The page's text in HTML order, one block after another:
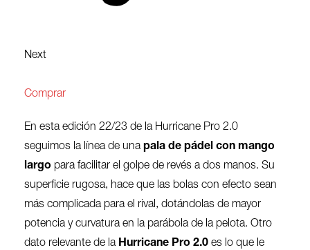
Next
Comprar
En esta edición 22/23 de la Hurricane Pro 2.0
seguimos la línea de una pala de pádel con mango
largo para facilitar el golpe de revés a dos manos. Su
superficie rugosa, hace que las bolas con efecto sean
más complicada para el rival, dotándolas de mayor
potencia y curvatura en la parábola de la pelota. Otro
dato relevante de la Hurricane Pro 2.0 es lo que le